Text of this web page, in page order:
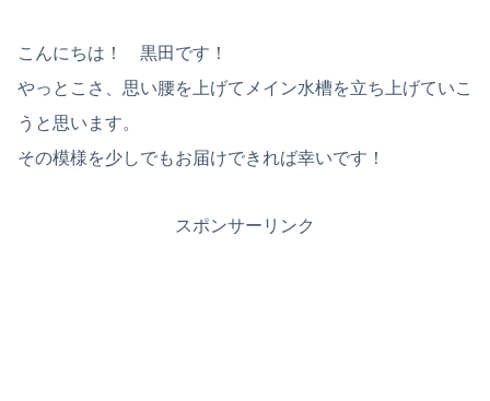
こんにちは！ 黒田です！
やっとこさ、思い腰を上げてメイン水槽を立ち上げていこ
うと思います。
その模様を少しでもお届けできれば幸いです！
スポンサーリンク